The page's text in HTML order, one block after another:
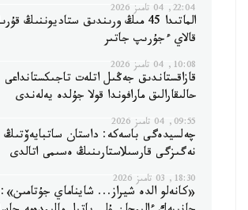
22:04, 04 تامىز 2026
الماتىدا 45 مىڭ ورىندىق ستاديوننىڭ
قالاي ءجۇرىپ جاتىر
10:08, 04 تامىز 2026
قازاقستاندىق جەڭىل اتلەت تاجىكستانداعى
حالىقارالىق مارافوندا قولا جۇلدە يەلەندى
09:55, 04 تامىز 2026
چەلسيدەگى باسەكە: داستان ساتبايەۆتىڭ
نەگىزگى قارسىلاستارىنىڭ ەسىمى اتالدى
18:30, 03 تامىز 2026
«كانەلو الدە شيراز... شايناماي جۇتامىن»: